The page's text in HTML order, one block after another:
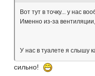
Вот тут в точку... у нас
Именно из-за
У нас в туалете я слышу
сильно!